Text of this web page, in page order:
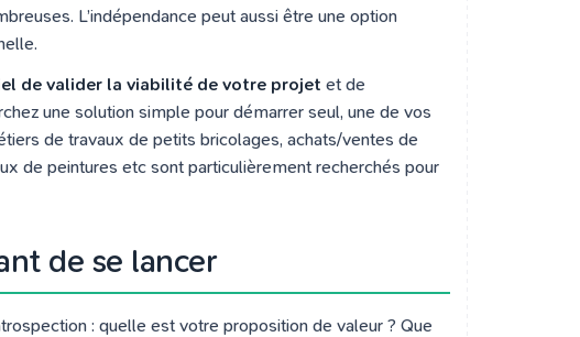
L’indépendance peut aussi être une option
de valider la viabilité de votre projet et de
une solution simple pour démarrer seul, une de vos
de travaux de petits bricolages, achats/ventes de
de peintures etc sont particulièrement recherchés pour
de se lancer
: quelle est votre proposition de valeur ? Que